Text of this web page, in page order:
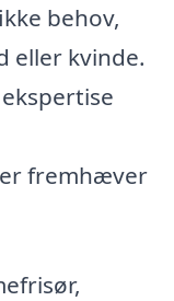
behov,
eller kvinde.
fremhæver